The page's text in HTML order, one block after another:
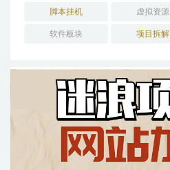
脚本挂机 虚拟资源
软件板块 项目拆解